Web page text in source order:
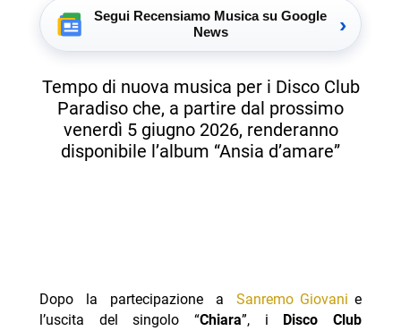
Segui Recensiamo Musica su Google
News
›
Tempo di nuova musica per i Disco Club
Paradiso che, a partire dal prossimo
venerdì 5 giugno 2026, renderanno
disponibile l’album “Ansia d’amare”
Dopo la partecipazione aSanremo Giovanie
l’uscita del singolo “Chiara”, i
Disco Club